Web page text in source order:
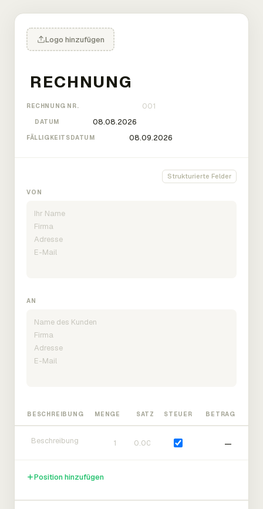
Logo hinzufügen
RECHNUNG NR.
DATUM
FÄLLIGKEITSDATUM
Strukturierte Felder
VON
AN
BESCHREIBUNG MENGE SATZ STEUER BETRAG
—
Position hinzufügen